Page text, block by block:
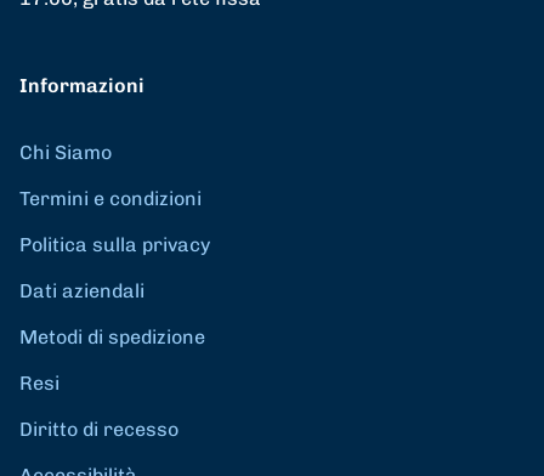
Informazioni
Chi Siamo
Termini e condizioni
Politica sulla privacy
Dati aziendali
Metodi di spedizione
Resi
Diritto di recesso